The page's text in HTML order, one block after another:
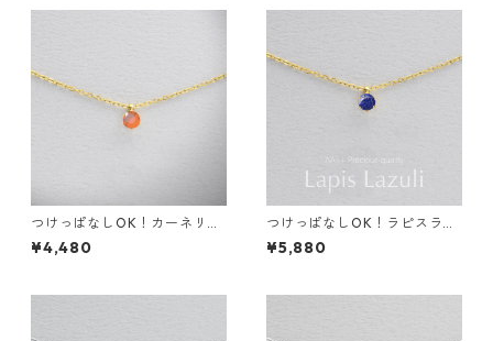
つけっぱなしOK！カーネリア
ン 一粒ネックレス AAA 金属
アレルギー サージカルステン
¥4,480
つけっぱなしOK！ラピスラズ
リ 一粒ネックレス 金属アレル
ギー サージカルステンレス 誕
¥5,880